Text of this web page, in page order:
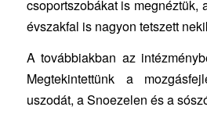
csoportszobákat is megnéztük,
évszakfal is nagyon tetszett
A továbbiakban az
Megtekintettünk a
uszodát, a Snoezelen és a